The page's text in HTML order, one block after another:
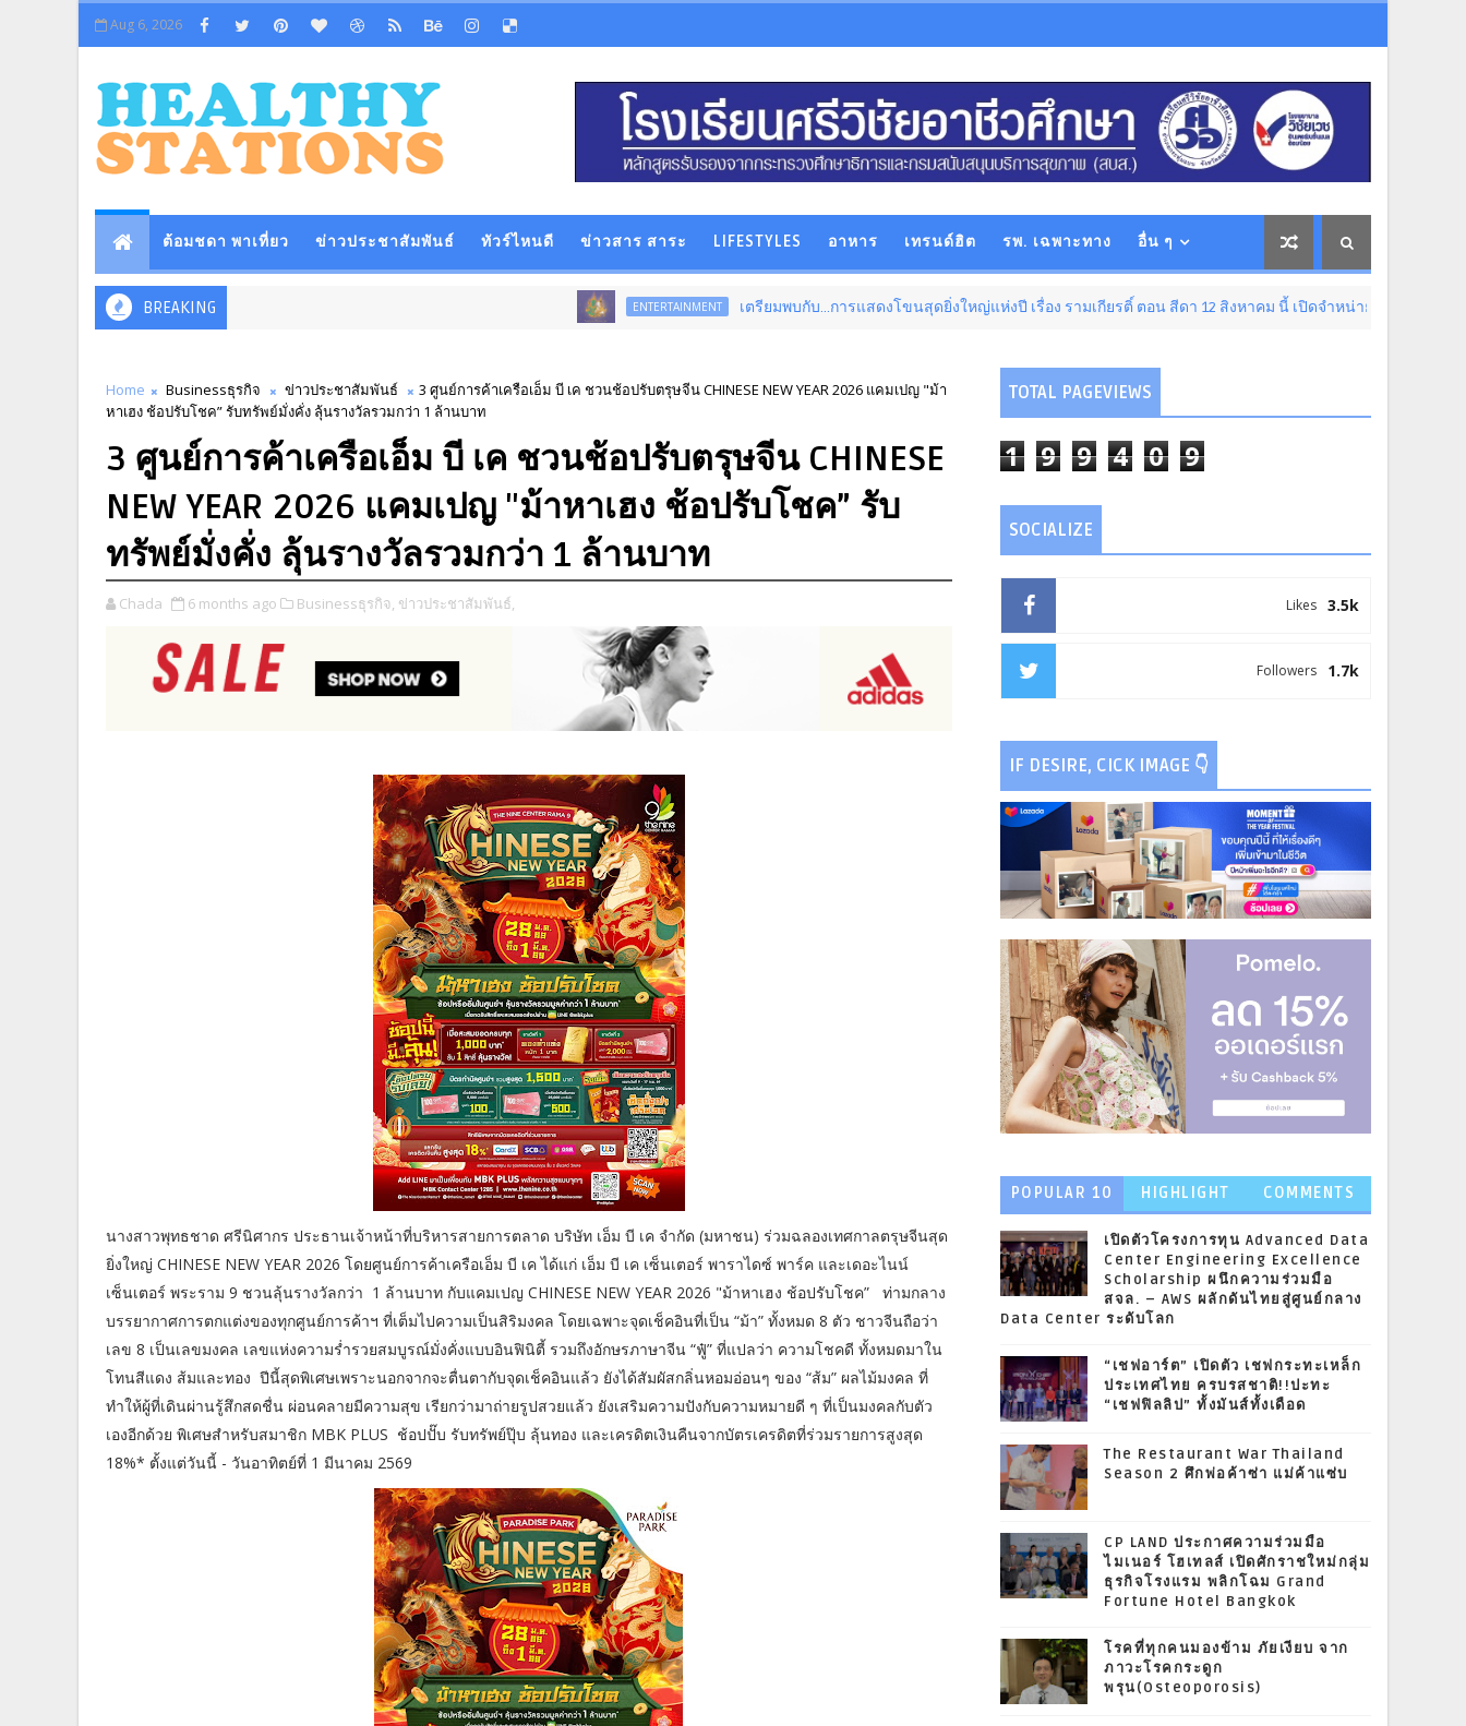
Aug 6, 2026
ต้อมชดา พาเที่ยว ข่าวประชาสัมพันธ์ ทัวร์ไหนดี ข่าวสาร สาระ LIFESTYLES อาหาร เทรนด์ฮิต รพ. เฉพาะทาง อื่น ๆ
BREAKING ENTERTAINMENT เตรียมพบกับ...การแสดงโขนสุดยิ่งใหญ่แห่งปี เรื่อง รามเกียรติ์ ตอน สีดา 12 สิงหาคม นี้ เปิดจำหน่ายบัตรที่ไทยทิคเก็ตเมเจอร์
Home Businessธุรกิจ ข่าวประชาสัมพันธ์
3 ศูนย์การค้าเครือเอ็ม บี เค ชวนช้อปรับตรุษจีน CHINESE NEW YEAR 2026 แคมเปญ "ม้า
หาเฮง ช้อปรับโชค” รับทรัพย์มั่งคั่ง ลุ้นรางวัลรวมกว่า 1 ล้านบาท
3 ศูนย์การค้าเครือเอ็ม บี เค ชวนช้อปรับตรุษจีน CHINESE
NEW YEAR 2026 แคมเปญ "ม้าหาเฮง ช้อปรับโชค” รับ
ทรัพย์มั่งคั่ง ลุ้นรางวัลรวมกว่า 1 ล้านบาท
Chada 6 months ago Businessธุรกิจ, ข่าวประชาสัมพันธ์,
นางสาวพุทธชาด ศรีนิศากร ประธานเจ้าหน้าที่บริหารสายการตลาด บริษัท เอ็ม บี เค จำกัด (มหาชน) ร่วมฉลองเทศกาลตรุษจีนสุด
ยิ่งใหญ่ CHINESE NEW YEAR 2026 โดยศูนย์การค้าเครือเอ็ม บี เค ได้แก่ เอ็ม บี เค เซ็นเตอร์ พาราไดซ์ พาร์ค และเดอะไนน์
เซ็นเตอร์ พระราม 9 ชวนลุ้นรางวัลกว่า 1 ล้านบาท กับแคมเปญ CHINESE NEW YEAR 2026 "ม้าหาเฮง ช้อปรับโชค” ท่ามกลาง
บรรยากาศการตกแต่งของทุกศูนย์การค้าฯ ที่เต็มไปความเป็นสิริมงคล โดยเฉพาะจุดเช็คอินที่เป็น “ม้า” ทั้งหมด 8 ตัว ชาวจีนถือว่า
เลข 8 เป็นเลขมงคล เลขแห่งความร่ำรวยสมบูรณ์มั่งคั่งแบบอินฟินิตี้ รวมถึงอักษรภาษาจีน “ฟู๋” ที่แปลว่า ความโชคดี ทั้งหมดมาใน
โทนสีแดง ส้มและทอง ปีนี้สุดพิเศษเพราะนอกจากจะตื่นตากับจุดเช็คอินแล้ว ยังได้สัมผัสกลิ่นหอมอ่อนๆ ของ “ส้ม” ผลไม้มงคล ที่
ทำให้ผู้ที่เดินผ่านรู้สึกสดชื่น ผ่อนคลายมีความสุข เรียกว่ามาถ่ายรูปสวยแล้ว ยังเสริมความปังกับความหมายดี ๆ ที่เป็นมงคลกับตัว
เองอีกด้วย พิเศษสำหรับสมาชิก MBK PLUS ช้อปปั๊บ รับทรัพย์ปุ๊บ ลุ้นทอง และเครดิตเงินคืนจากบัตรเครดิตที่ร่วมรายการสูงสุด
18%* ตั้งแต่วันนี้ - วันอาทิตย์ที่ 1 มีนาคม 2569
TOTAL PAGEVIEWS
1 9 9 4 0 9
SOCIALIZE
3.5k
Likes
1.7k
Followers
IF DESIRE, CICK IMAGE 👇
POPULAR 10
HIGHLIGHT
COMMENTS
เปิดตัวโครงการทุน Advanced Data
Center Engineering Excellence
Scholarship ผนึกความร่วมมือ
สจล. – AWS ผลักดันไทยสู่ศูนย์กลาง
Data Center ระดับโลก
“เชฟอาร์ต” เปิดตัว เชฟกระทะเหล็ก
ประเทศไทย ครบรสชาติ!!ปะทะ
“เชฟฟิลลิป” ทั้งมันส์ทั้งเดือด
The Restaurant War Thailand
Season 2 ศึกพ่อค้าซ่า แม่ค้าแซ่บ
CP LAND ประกาศความร่วมมือ
ไมเนอร์ โฮเทลส์ เปิดศักราชใหม่กลุ่ม
ธุรกิจโรงแรม พลิกโฉม Grand
Fortune Hotel Bangkok
โรคที่ทุกคนมองข้าม ภัยเงียบ จาก
ภาวะโรคกระดูก
พรุน(Osteoporosis)